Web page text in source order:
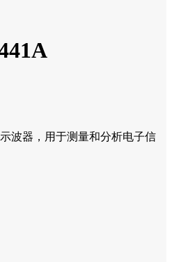
波器，用于测量和分析电子信